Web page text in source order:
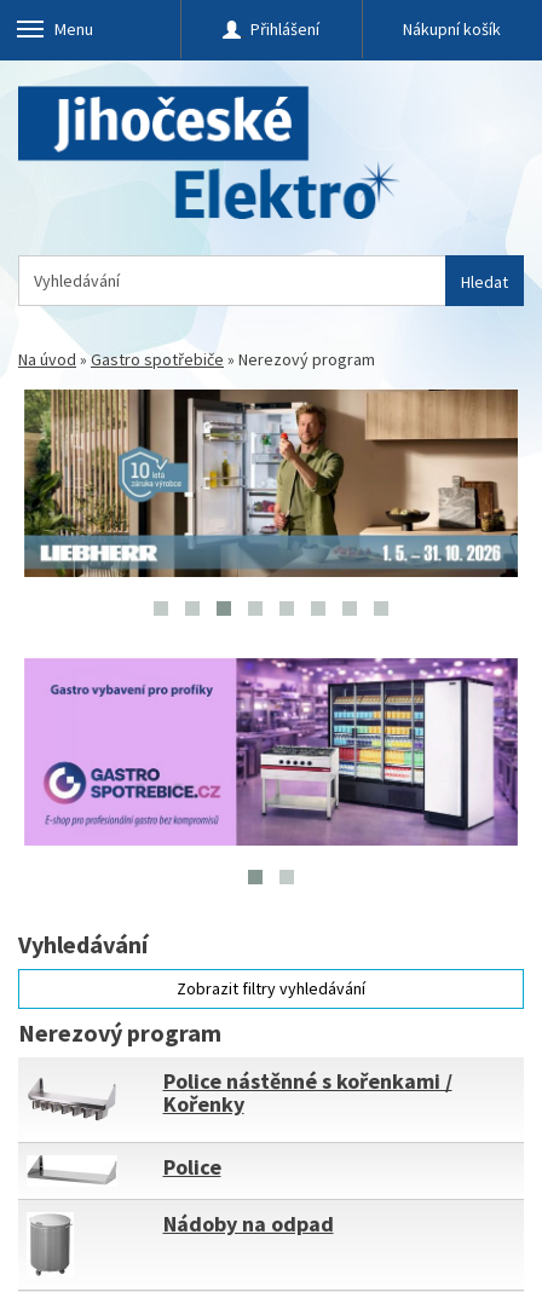
Menu Přihlášení Nákupní košík
Hledat
Na úvod »Gastro spotřebiče » Nerezový program
Vyhledávání
Zobrazit filtry vyhledávání
Nerezový program
Police nástěnné s kořenkami /
Kořenky
Police
Nádoby na odpad